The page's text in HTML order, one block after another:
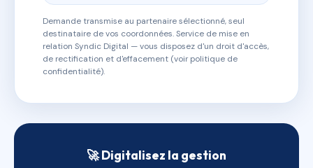
Demande transmise au partenaire sélectionné, seul
destinataire de vos coordonnées. Service de mise en
relation Syndic Digital — vous disposez d'un droit d'accès,
de rectification et d'effacement (voir politique de
confidentialité).
🚀 Digitalisez la gestion